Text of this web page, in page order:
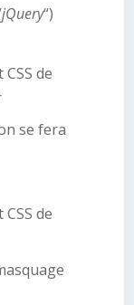
jQuery“)
de
se fera
de